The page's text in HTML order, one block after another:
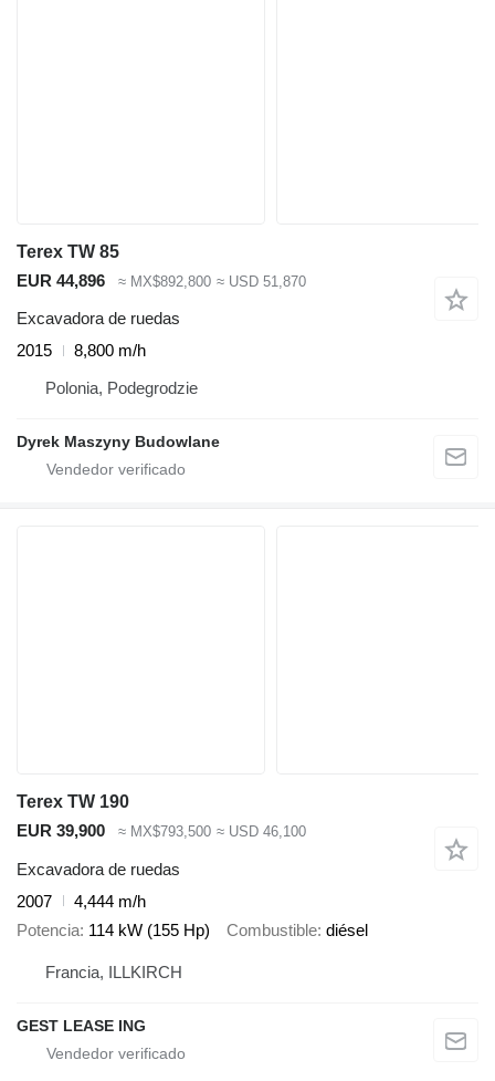
Terex TW 85
EUR 44,896
≈ MX$892,800 ≈ USD 51,870
Excavadora de ruedas
2015
8,800 m/h
Polonia, Podegrodzie
Dyrek Maszyny Budowlane
Terex TW 190
EUR 39,900
≈ MX$793,500 ≈ USD 46,100
Excavadora de ruedas
2007
4,444 m/h
Potencia 114 kW (155 Hp) Combustible diésel
Francia, ILLKIRCH
GEST LEASE ING